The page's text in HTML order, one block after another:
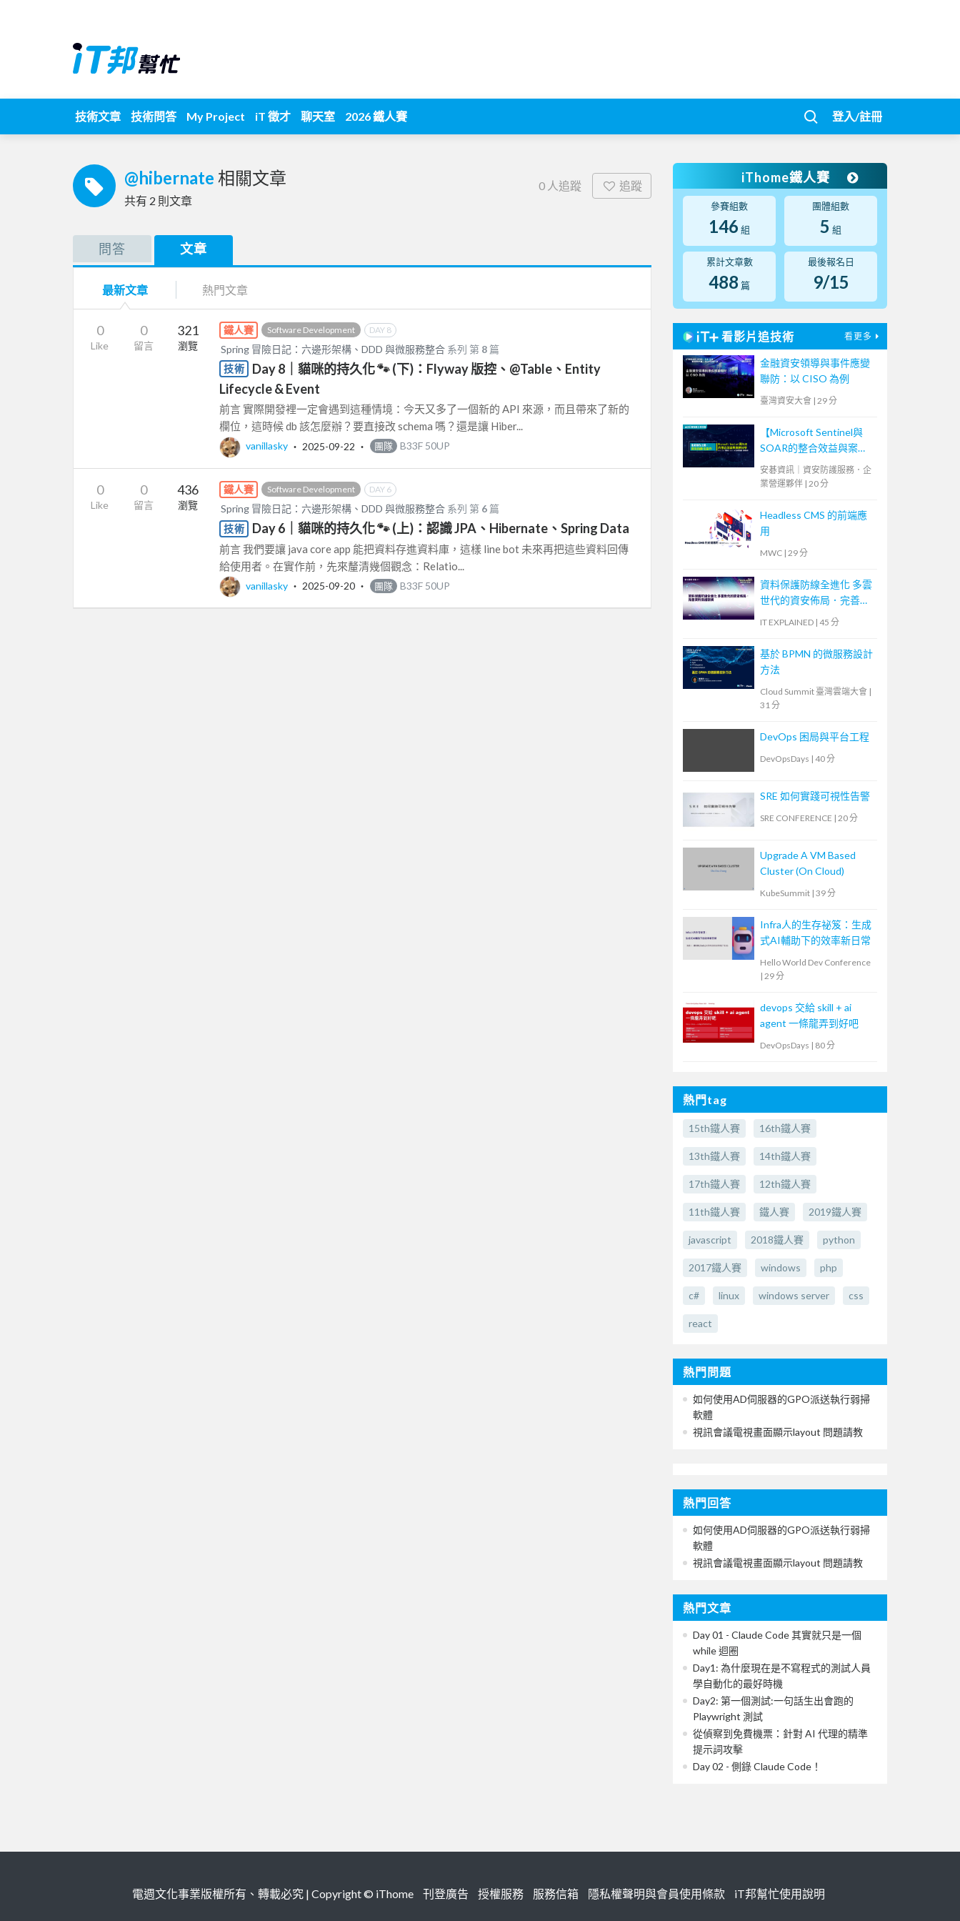
技術文章 技術問答 My Project iT 徵才 聊天室 2026 鐵人賽 登入/註冊
@hibernate 相關文章
共有 2 則文章
0 人追蹤 追蹤
問答 文章
最新文章 熱門文章
0
Like
0
留言
321
瀏覽
鐵人賽 Software Development DAY 8
Spring 冒險日記：六邊形架構、DDD 與微服務整合 系列 第 8 篇
技術
Day 8｜貓咪的持久化 🐾 (下)：Flyway 版控、@Table、Entity
Lifecycle & Event
前言 實際開發裡一定會遇到這種情境：今天又多了一個新的 API 來源，而且帶來了新的
欄位，這時候 db 該怎麼辦？要直接改 schema 嗎？還是讓 Hiber...
vanillasky ‧ 2025-09-22 ‧ 團隊 B33F 50UP
0
Like
0
留言
436
瀏覽
鐵人賽 Software Development DAY 6
Spring 冒險日記：六邊形架構、DDD 與微服務整合 系列 第 6 篇
技術
Day 6｜貓咪的持久化 🐾 (上)：認識 JPA、Hibernate、Spring Data
前言 我們要讓 java core app 能把資料存進資料庫，這樣 line bot 未來再把這些資料回傳
給使用者。在實作前，先來釐清幾個觀念：Relatio...
vanillasky ‧ 2025-09-20 ‧ 團隊 B33F 50UP
iThome鐵人賽
參賽組數
146 組
團體組數
5 組
累計文章數
488 篇
最後報名日
9/15
看影片追技術 看更多
金融資安領導與事件應變
聯防：以 CISO 為例
臺灣資安大會 | 29 分
【Microsoft Sentinel與
SOAR的整合效益與案例
分享】
安碁資訊｜資安防護服務．企
業營運夥伴 | 20 分
Headless CMS 的前端應
用
MWC | 29 分
資料保護防線全進化 多雲
世代的資安佈局．完善資
IT EXPLAINED | 45 分
基於 BPMN 的微服務設計
方法
Cloud Summit 臺灣雲端大會 |
31 分
DevOps 困局與平台工程
DevOpsDays | 40 分
SRE 如何實踐可視性告警
SRE CONFERENCE | 20 分
Upgrade A VM Based
Cluster (On Cloud)
KubeSummit | 39 分
Infra人的生存祕笈：生成
式AI輔助下的效率新日常
Hello World Dev Conference
| 29 分
devops 交給 skill + ai
agent 一條龍弄到好吧
DevOpsDays | 80 分
熱門tag
15th鐵人賽 16th鐵人賽
13th鐵人賽 14th鐵人賽
17th鐵人賽 12th鐵人賽
11th鐵人賽 鐵人賽 2019鐵人賽
javascript 2018鐵人賽 python
2017鐵人賽 windows php
c# linux windows server css
react
熱門問題
如何使用AD伺服器的GPO派送執行弱掃
軟體
視訊會議電視畫面顯示layout 問題請教
熱門回答
如何使用AD伺服器的GPO派送執行弱掃
軟體
視訊會議電視畫面顯示layout 問題請教
熱門文章
Day 01 - Claude Code 其實就只是一個
while 迴圈
Day1: 為什麼現在是不寫程式的測試人員
學自動化的最好時機
Day2: 第一個測試:一句話生出會跑的
Playwright 測試
從偵察到免費機票：針對 AI 代理的精準
提示詞攻擊
Day 02 - 側錄 Claude Code！
電週文化事業版權所有、轉載必究 | Copyright © iThome 刊登廣告 授權服務 服務信箱 隱私權聲明與會員使用條款 iT邦幫忙使用說明